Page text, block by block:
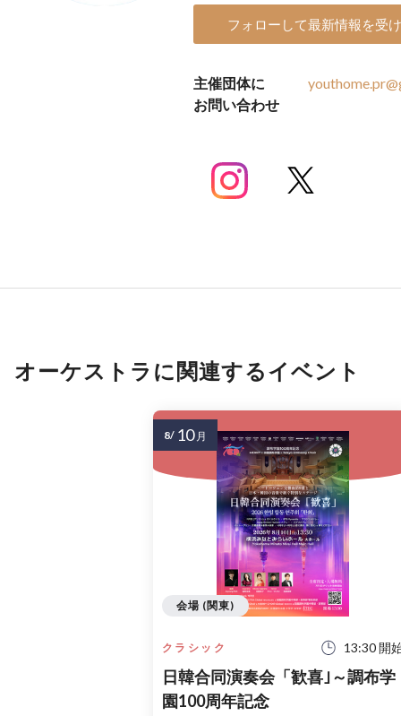
フォローして最新情報を受
主催団体に
お問い合わせ
オーケストラに関連するイベント
クラシック 13:30 開
日韓合同演奏会「歓喜｣～調布学
園100周年記念
会場 (関東)
8/ 10 月